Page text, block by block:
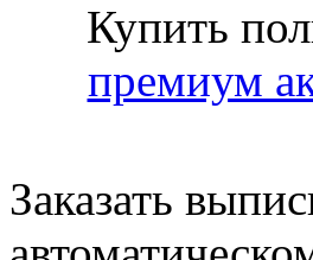
Купить
премиум
Заказать